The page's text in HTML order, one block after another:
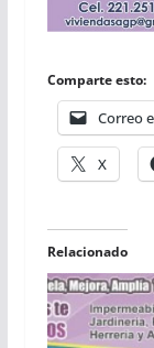
Comparte esto:
Correo
X
Relacionado